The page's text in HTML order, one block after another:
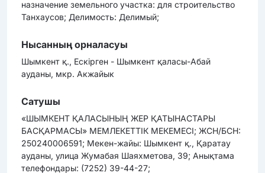
назначение земельного участка: для строительство
Танхаусов; Делимость: Делимый;
Нысанның орналасуы
Шымкент қ., Ескірген - Шымкент қаласы-Абай
ауданы, мкр. Акжайык
Сатушы
«ШЫМКЕНТ ҚАЛАСЫНЫҢ ЖЕР ҚАТЫНАСТАРЫ
БАСҚАРМАСЫ» МЕМЛЕКЕТТІК МЕКЕМЕСІ; ЖСН/БСН:
250240006591; Мекен-жайы: Шымкент қ., Қаратау
ауданы, улица Жумабая Шаяхметова, 39; Анықтама
телефондары: (7252) 39-44-27;